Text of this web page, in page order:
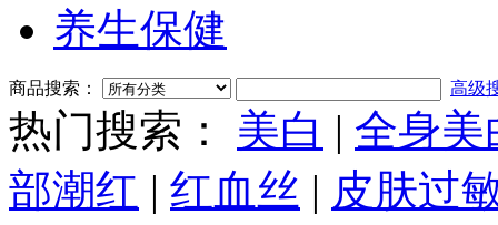
养生保健
商品搜索： 高级
热门搜索： 美白 | 全身美
部潮红 | 红血丝 | 皮肤过